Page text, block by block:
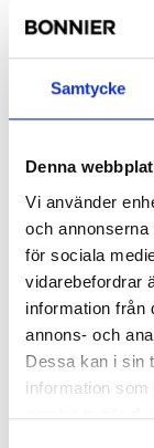
Samtycke
Denna
Vi använder
och
för sociala
vidarebefordrar
information från
annons- och
Dessa kan i sin
information
samlat in när